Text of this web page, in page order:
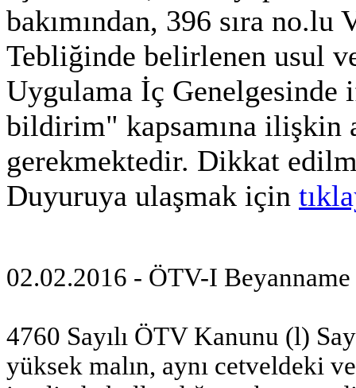
bakımından, 396 sıra
Tebliğinde belirlenen usul
Uygulama İç Genelgesinde
bildirim" kapsamına ilişkin
gerekmektedir. Dikkat
Duyuruya ulaşmak için
02.02.2016 - ÖTV-I
4760 Sayılı ÖTV Kanunu (l)
yüksek malın, aynı cetveldeki